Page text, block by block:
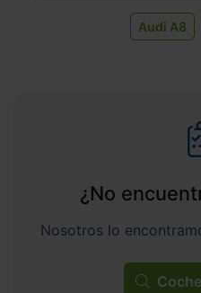
Audi A8
¿No
Nosotros lo